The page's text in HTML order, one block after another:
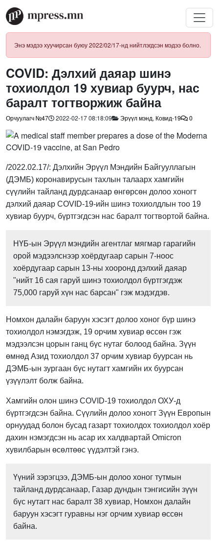
Энэ мэдээ хуучирсан буюу 2022/02/17-нд нийтлэгдсэн мэдээ болно.
COVID: Дэлхий даяар шинэ
тохиолдол 19 хувиар буурч, нас
баралт тогтворжиж байна
Орчуулагч №47 2022-02-17 08:18:09 Эрүүл мэнд, Ковид-19 0
/2022.02.17/: Дэлхийн Эрүүл Мэндийн Байгууллагын
(ДЭМБ) коронавирусын тахлын талаарх хамгийн
сүүлийн тайланд дурдсанаар өнгөрсөн долоо хоногт
дэлхий даяар COVID-19-ийн шинэ тохиолдлын тоо 19
хувиар буурч, бүртгэгдсэн нас баралт тогтвортой байна.
НҮБ-ын Эрүүл мэндийн агентлаг мягмар гарагийн
орой мэдээлснээр хоёрдугаар сарын 7-ноос
хоёрдугаар сарын 13-ны хооронд дэлхий даяар
"нийт 16 сая гаруй шинэ тохиолдол бүртгэгдэж
75,000 гаруй хүн нас барсан" гэж мэдэгдэв.
Номхон далайн баруун хэсэгт долоо хоног бүр шинэ
тохиолдол нэмэгдэж, 19 орчим хувиар өссөн гэж
мэдээлсэн цорын ганц бүс нутаг болоод байна. Зүүн
өмнөд Азид тохиолдол 37 орчим хувиар буурсан нь
ДЭМБ-ын зургаан бүс нутагт хамгийн их буурсан
үзүүлэлт болж байна.
Хамгийн олон шинэ COVID-19 тохиолдол ОХУ-д
бүртгэгдсэн байна. Сүүлийн долоо хоногт Зүүн Европын
орнуудад болон бусад газарт тохиолдох тохиолдол хоёр
дахин нэмэгдсэн нь асар их халдвартай Omicron
хувилбарын өсөлтөөс үүдэлтэй гэнэ.
Үүний зэрэгцээ, ДЭМБ-ын долоо хоног тутмын
тайланд дурдсанаар, Газар дундын тэнгисийн зүүн
бүс нутагт нас баралт 38 хувиар, Номхон далайн
баруун хэсэгт гуравны нэг орчим хувиар өссөн
байна.